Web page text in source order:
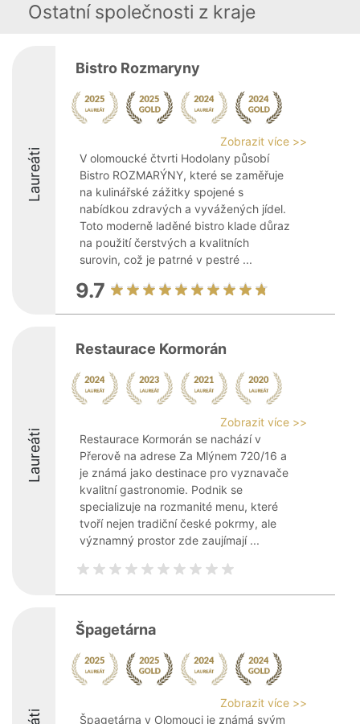
Ostatní společnosti z kraje
Laureáti
Bistro Rozmaryny
Zobrazit více >>
V olomoucké čtvrti Hodolany působí
Bistro ROZMARÝNY, které se zaměřuje
na kulinářské zážitky spojené s
nabídkou zdravých a vyvážených jídel.
Toto moderně laděné bistro klade důraz
na použití čerstvých a kvalitních
surovin, což je patrné v pestré ...
9.7
Laureáti
Restaurace Kormorán
Zobrazit více >>
Restaurace Kormorán se nachází v
Přerově na adrese Za Mlýnem 720/16 a
je známá jako destinace pro vyznavače
kvalitní gastronomie. Podnik se
specializuje na rozmanité menu, které
tvoří nejen tradiční české pokrmy, ale
významný prostor zde zaujímají ...
Špagetárna
Zobrazit více >>
Špagetárna v Olomouci je známá svým